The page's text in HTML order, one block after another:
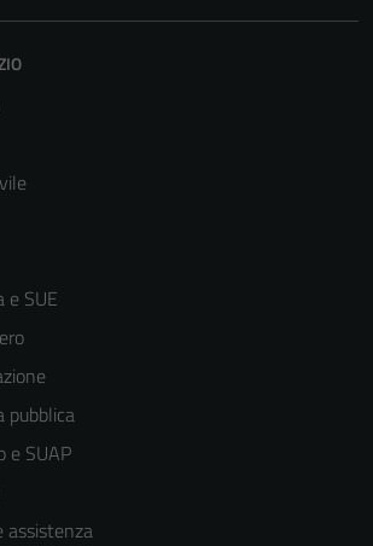
e SUE
pubblica
e SUAP
assistenza
informazioni